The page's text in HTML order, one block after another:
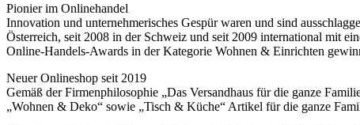
Pionier im Onlinehandel
Innovation und unternehmerisches Gespür waren und sind
Österreich, seit 2008 in der Schweiz und seit 2009 international mit
Online-Handels-Awards in der Kategorie Wohnen & Einrichten
Neuer Onlineshop seit 2019
Gemäß der Firmenphilosophie „Das Versandhaus für die ganze
„Wohnen & Deko“ sowie „Tisch & Küche“ Artikel für die ganze